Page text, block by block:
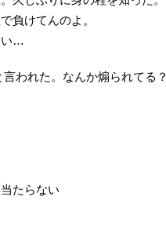
負けてんのよ。
い…
われた。なんか煽られてる？
たらない